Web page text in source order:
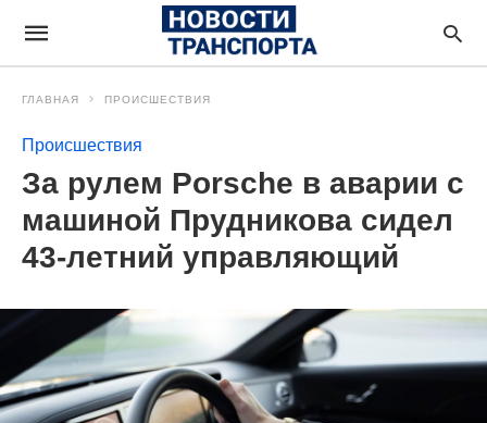
ГЛАВНАЯ ПРОИСШЕСТВИЯ
Происшествия
За рулем Porsche в аварии с
машиной Прудникова сидел
43-летний управляющий